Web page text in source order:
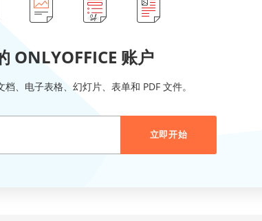
ONLYOFFICE 账户
、电子表格、幻灯片、表单和 PDF 文件。
立即开始